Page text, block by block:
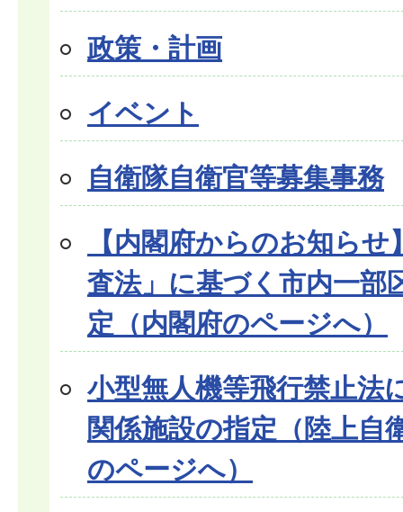
政策・計画
イベント
自衛隊自衛官等募集事務
【内閣府からのお知ら
査法」に基づく市内一部
定（内閣府のページへ）
小型無人機等飛行禁止法
関係施設の指定（陸上自
のページへ）